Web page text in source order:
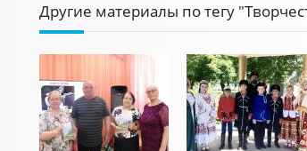
Другие материалы по тегу